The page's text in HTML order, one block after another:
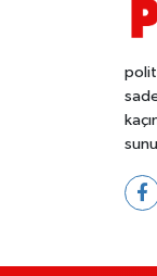
KÜLTÜR-
MANŞET